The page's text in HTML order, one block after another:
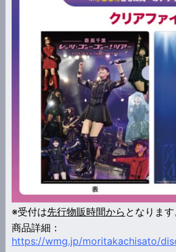
※受付は先行物販時間から となります
商品詳細：
https://wmg.jp/moritakachisato/